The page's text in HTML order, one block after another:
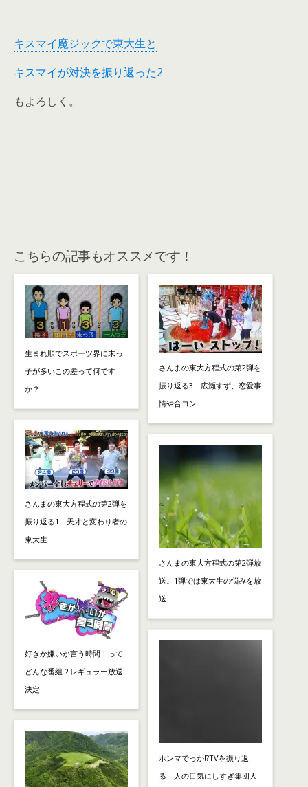
キスマイ魔ジックで東大生と
キスマイが対決を振り返った2
もよろしく。
こちらの記事もオススメです！
生まれ順でスポーツ界に末っ
子が多いこの差って何です
か？
さんまの東大方程式の第2弾を
振り返る1 天才と変わり者の
東大生
好きか嫌いか言う時間！って
どんな番組？レギュラー放送
決定
さんまの東大方程式の第2弾を
振り返る3 広瀬すず、恋愛事
情や合コン
さんまの東大方程式の第2弾放
送。1弾では東大生の悩みを放
送
ホンマでっか!?TVを振り返
る 人の目気にしすぎ集団人